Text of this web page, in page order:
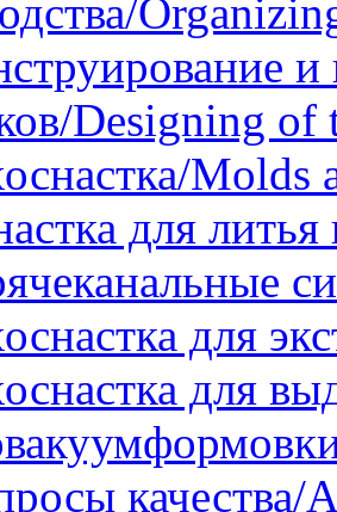
и
Designing of
Molds
для литья
для
для
качества/